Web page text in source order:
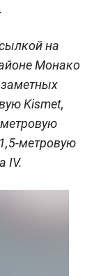
на
Монако
Kismet,
метровую
IV.